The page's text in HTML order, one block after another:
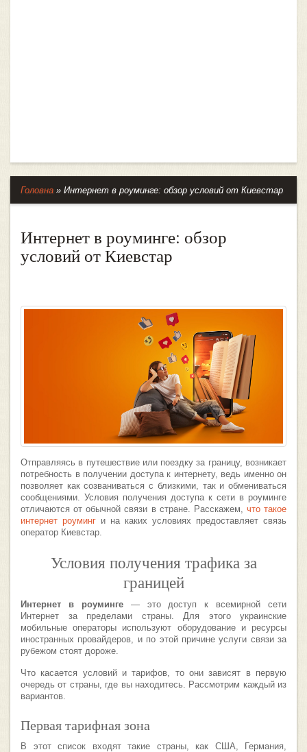
Головна » Интернет в роуминге: обзор условий от Киевстар
Интернет в роуминге: обзор
условий от Киевстар
Отправляясь в путешествие или поездку за границу, возникает
потребность в получении доступа к интернету, ведь именно он
позволяет как созваниваться с близкими, так и обмениваться
сообщениями. Условия получения доступа к сети в роуминге
отличаются от обычной связи в стране. Расскажем, что такое
интернет роуминг и на каких условиях предоставляет связь
оператор Киевстар.
Условия получения трафика за
границей
Интернет в роуминге— это доступ к всемирной сети
Интернет за пределами страны. Для этого украинские
мобильные операторы используют оборудование и ресурсы
иностранных провайдеров, и по этой причине услуги связи за
рубежом стоят дороже.
Что касается условий и тарифов, то они зависят в первую
очередь от страны, где вы находитесь. Рассмотрим каждый из
вариантов.
Первая тарифная зона
В этот список входят такие страны, как США, Германия,